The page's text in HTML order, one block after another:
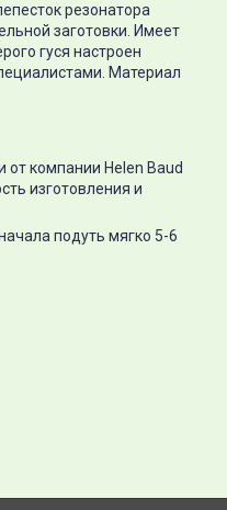
резонатора
заготовки. Имеет
гуся настроен
Материал
от компании Helen Baud
изготовления и
подуть мягко 5-6